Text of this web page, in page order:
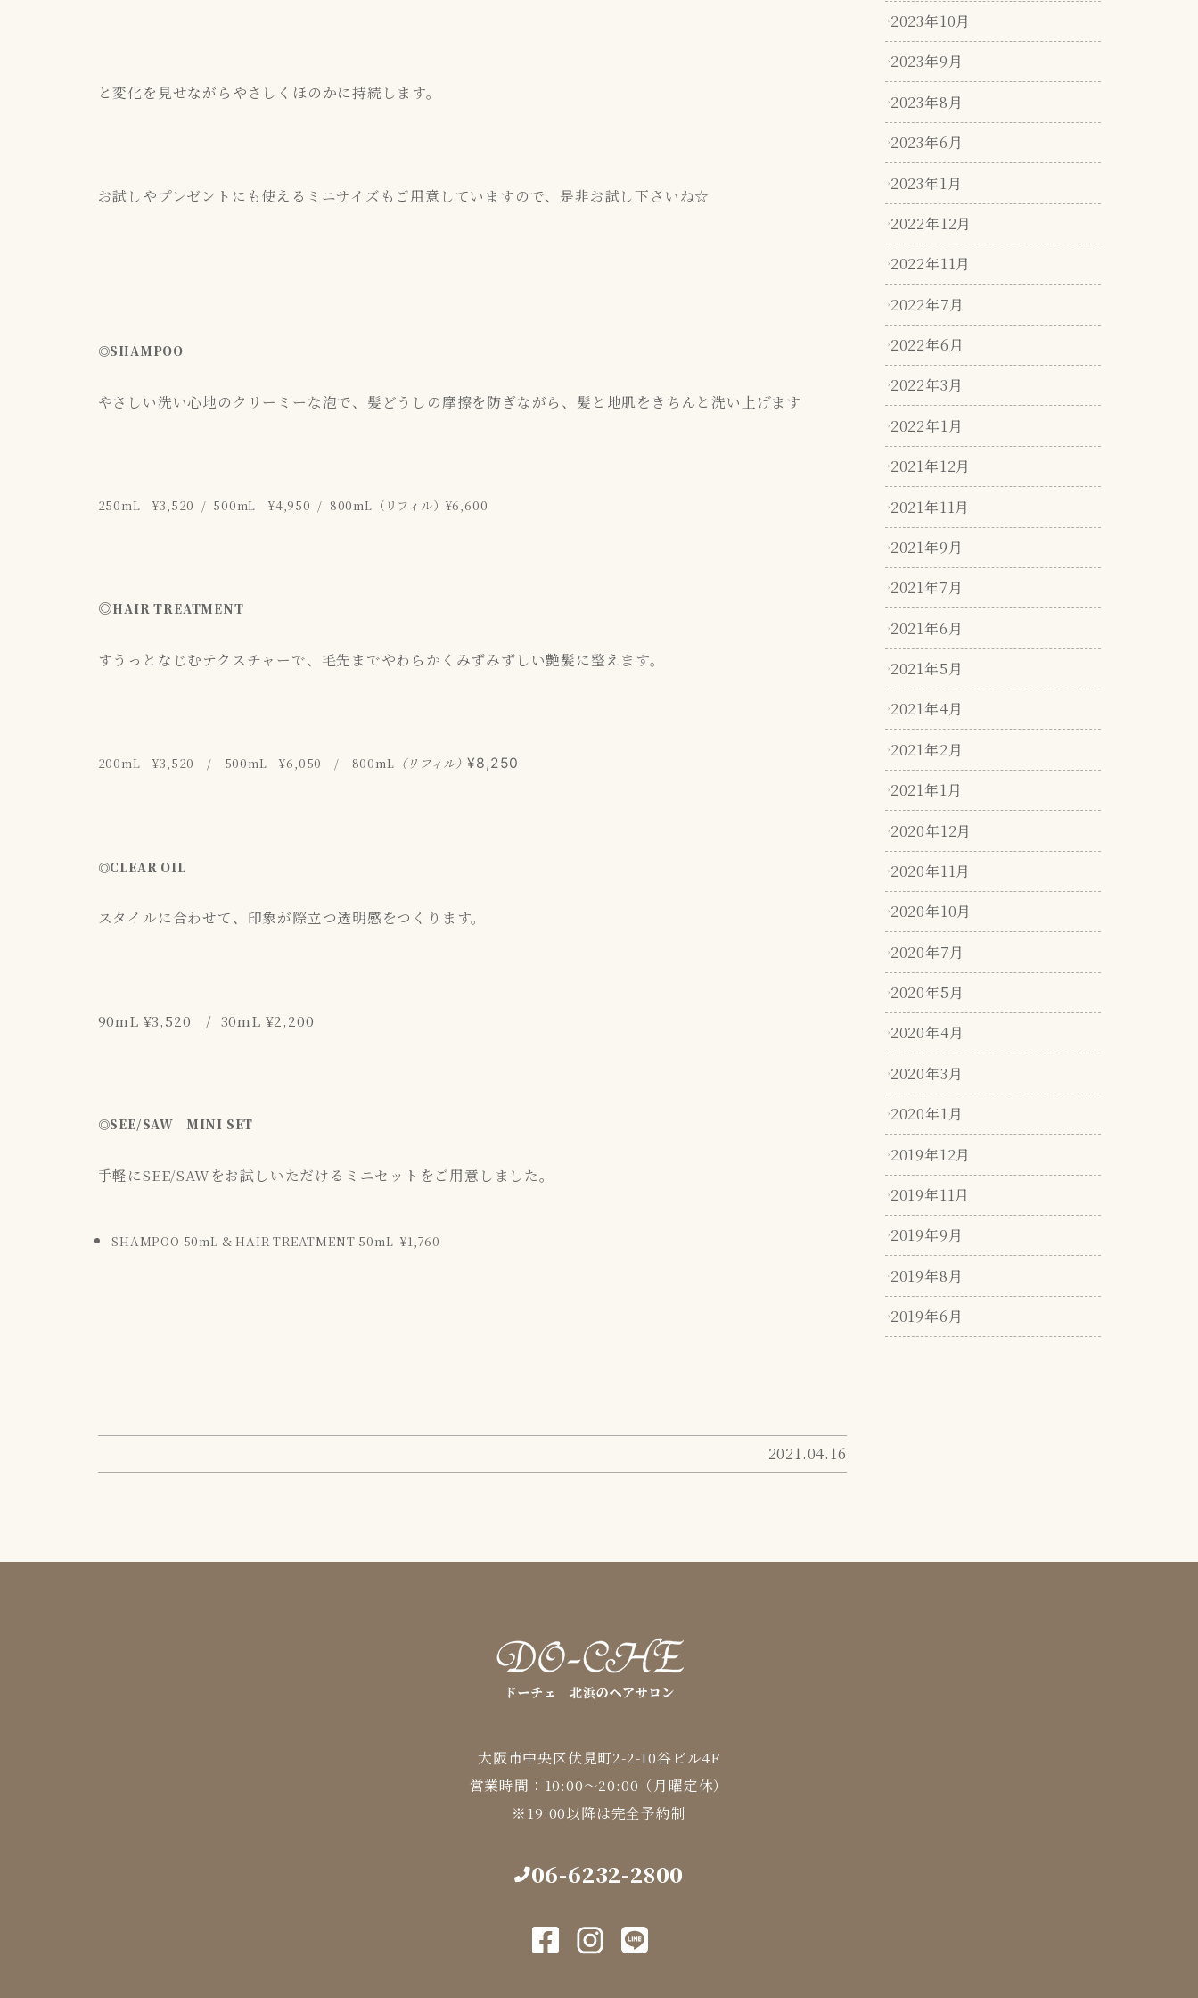
と変化を見せながらやさしくほのかに持続します。
お試しやプレゼントにも使えるミニサイズもご用意していますので、是非お試し下さいね☆
◎SHAMPOO
やさしい洗い心地のクリーミーな泡で、髪どうしの摩擦を防ぎながら、髪と地肌をきちんと洗い上げます
250mL ¥3,520 / 500mL ¥4,950 / 800mL（リフィル）¥6,600
◎HAIR TREATMENT
すうっとなじむテクスチャーで、毛先までやわらかくみずみずしい艶髪に整えます。
200mL¥3,520 / 500mL¥6,050 / 800mL （リフィル）¥8,250
◎CLEAR OIL
スタイルに合わせて、印象が際立つ透明感をつくります。
90mL ¥3,520 / 30mL ¥2,200
◎SEE/SAW MINI SET
手軽にSEE/SAWをお試しいただけるミニセットをご用意しました。
SHAMPOO 50mL & HAIR TREATMENT 50mL ¥1,760
2021.04.16
2023年10月
2023年9月
2023年8月
2023年6月
2023年1月
2022年12月
2022年11月
2022年7月
2022年6月
2022年3月
2022年1月
2021年12月
2021年11月
2021年9月
2021年7月
2021年6月
2021年5月
2021年4月
2021年2月
2021年1月
2020年12月
2020年11月
2020年10月
2020年7月
2020年5月
2020年4月
2020年3月
2020年1月
2019年12月
2019年11月
2019年9月
2019年8月
2019年6月
大阪市中央区伏見町2-2-10谷ビル4F
営業時間：10:00～20:00（月曜定休）
※19:00以降は完全予約制
06-6232-2800